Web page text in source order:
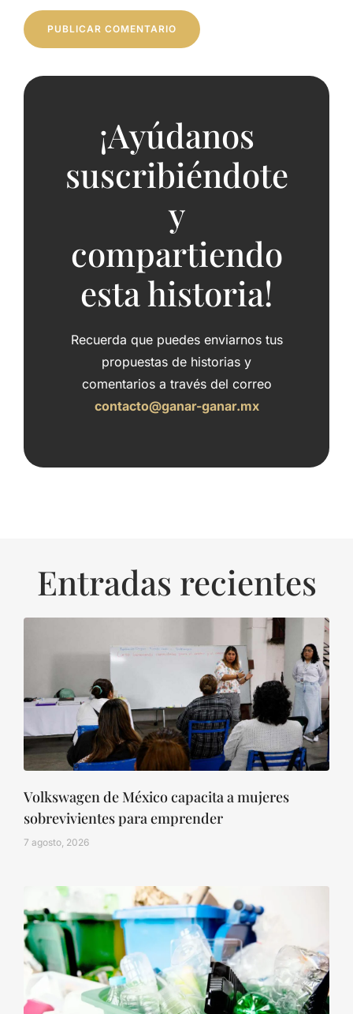
¡Ayúdanos
suscribiéndote
y
compartiendo
esta historia!
Recuerda que puedes enviarnos tus
propuestas de historias y
comentarios a través del correo
contacto@ganar-ganar.mx
Entradas recientes
Volkswagen de México capacita a mujeres
sobrevivientes para emprender
7 agosto, 2026